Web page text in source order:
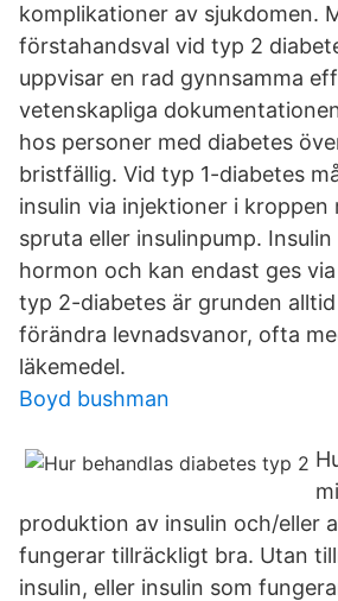
komplikationer av sjukdomen.
förstahandsval vid typ 2
uppvisar en rad gynnsamma
vetenskapliga
hos personer med diabetes
bristfällig. Vid typ 1-diabetes
insulin via injektioner i kroppen
spruta eller insulinpump.
hormon och kan endast ges
typ 2-diabetes är grunden
förändra levnadsvanor, ofta
läkemedel.
Boyd bushman
produktion av insulin och/eller
fungerar tillräckligt bra. Utan
insulin, eller insulin som